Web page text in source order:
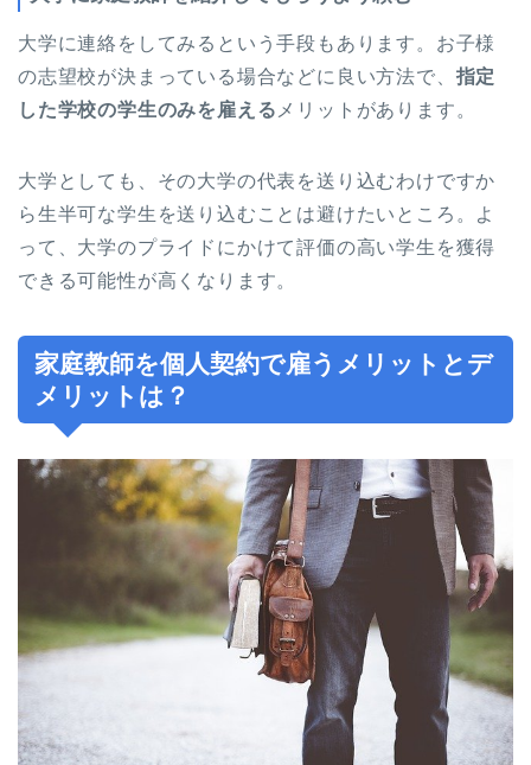
大学に連絡をしてみるという手段もあります。お子様
の志望校が決まっている場合などに良い方法で、 指定
した学校の学生のみを雇える メリットがあります。
大学としても、その大学の代表を送り込むわけですか
ら生半可な学生を送り込むことは避けたいところ。よ
って、大学のプライドにかけて評価の高い学生を獲得
できる可能性が高くなります。
家庭教師を個人契約で雇うメリットとデ
メリットは？